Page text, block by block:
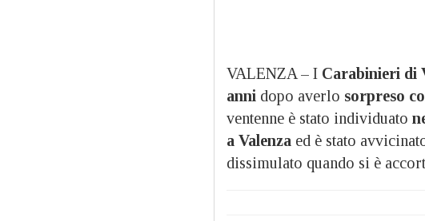
VALENZA – I Carabinieri di
anni dopo averlo sorpreso
ventenne è stato individuato
a Valenza ed è stato
dissimulato quando si è